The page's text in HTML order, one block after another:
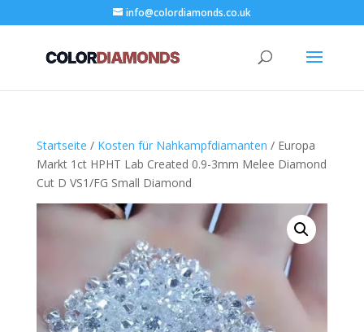
info@colordiamonds.co.uk
Startseite / Kosten für Nahkampfdiamanten / Europa
Markt 1ct HPHT Lab Created 0.9-3mm Melee Diamond
Cut D VS1/FG Small Diamond